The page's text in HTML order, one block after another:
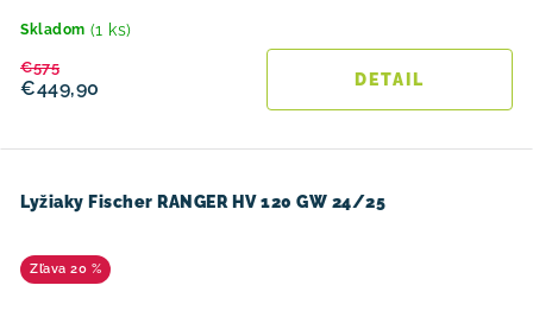
Skladom (1 ks)
€449,90
€575
DETAIL
Lyžiaky Fischer RANGER HV 120 GW 24/25
20 %